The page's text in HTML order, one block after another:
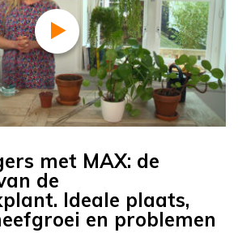
met MAX: de
de
Ideale plaats,
en problemen